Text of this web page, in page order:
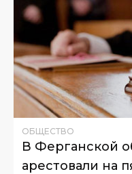
ОБЩЕСТВО
В Ферганской
арестовали на